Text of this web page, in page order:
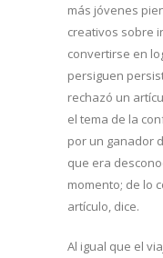
más jóvenes
creativos sobre
convertirse en
persiguen
rechazó un
el tema de la
por un ganador
que era
momento; de lo
artículo, dice.
Al igual que el